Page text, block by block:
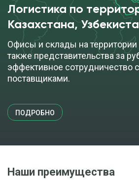
Логистика по
Казахстана,
Офисы и склады на территории
также представительства за
эффективное сотрудничество
поставщиками.
ПОДРОБНО
Наши преимущества